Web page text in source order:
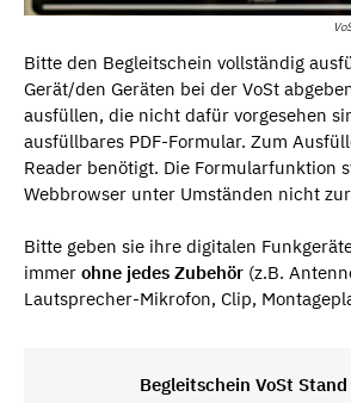
Bitte den Begleitschein vollständig
Gerät/den Geräten bei der VoSt
ausfüllen, die nicht dafür vorgesehen
ausfüllbares PDF-Formular. Zum
Reader benötigt. Die Formularfunktion
Webbrowser unter Umständen nicht
Bitte geben sie ihre digitalen
immer ohne jedes Zubehör (z.B.
Lautsprecher-Mikrofon, Clip,
Begleitschein VoSt